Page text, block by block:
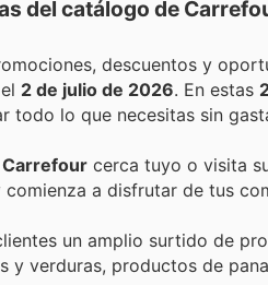
del catálogo de
2 de julio de 2026 . En estas
todo lo que necesitas sin
Carrefour cerca tuyo o visita
a disfrutar de tus
un amplio surtido de
y verduras, productos de